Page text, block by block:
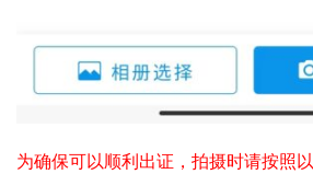
为确保可以顺利出证，拍摄时请按照